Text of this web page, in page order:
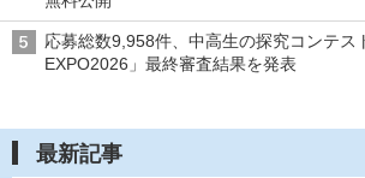
応募総数9,958件、中高生の探究コンテス
EXPO2026」最終審査結果を発表
最新記事